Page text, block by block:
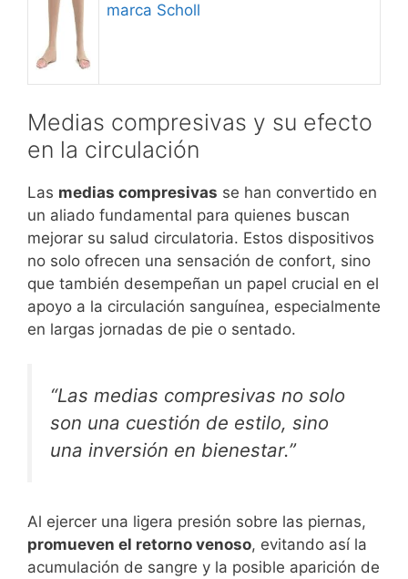
marca Scholl
Medias compresivas y su efecto
en la circulación
Las medias compresivas se han convertido en
un aliado fundamental para quienes buscan
mejorar su salud circulatoria. Estos dispositivos
no solo ofrecen una sensación de confort, sino
que también desempeñan un papel crucial en el
apoyo a la circulación sanguínea, especialmente
en largas jornadas de pie o sentado.
“Las medias compresivas no solo
son una cuestión de estilo, sino
una inversión en bienestar.”
Al ejercer una ligera presión sobre las piernas,
promueven el retorno venoso, evitando así la
acumulación de sangre y la posible aparición de